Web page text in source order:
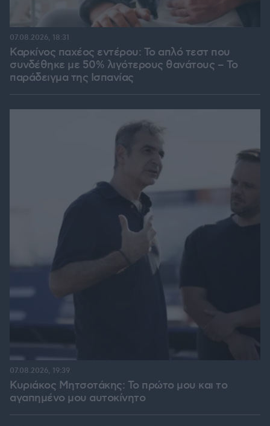
Καρκίνος παχέος εντέρου: Το απλό τεστ που
συνδέθηκε με 50% λιγότερους θανάτους – Το
παράδειγμα της Ισπανίας
07.08.2026, 18:31
Κυριάκος Μητσοτάκης: Το πρώτο μου και το
αγαπημένο μου αυτοκίνητο
07.08.2026, 19:39